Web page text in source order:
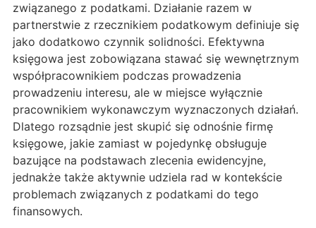
związanego z podatkami. Działanie razem w
partnerstwie z rzecznikiem podatkowym definiuje się
jako dodatkowo czynnik solidności. Efektywna
księgowa jest zobowiązana stawać się wewnętrznym
współpracownikiem podczas prowadzenia
prowadzeniu interesu, ale w miejsce wyłącznie
pracownikiem wykonawczym wyznaczonych działań.
Dlatego rozsądnie jest skupić się odnośnie firmę
księgowe, jakie zamiast w pojedynkę obsługuje
bazujące na podstawach zlecenia ewidencyjne,
jednakże także aktywnie udziela rad w kontekście
problemach związanych z podatkami do tego
finansowych.